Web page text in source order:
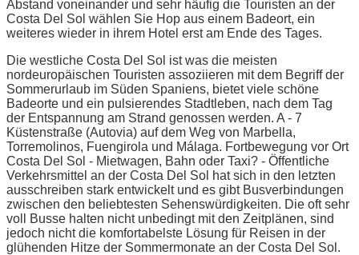
Abstand voneinander und sehr häufig die Touristen an der
Costa Del Sol wählen Sie Hop aus einem Badeort, ein
weiteres wieder in ihrem Hotel erst am Ende des Tages.
Die westliche Costa Del Sol ist was die meisten
nordeuropäischen Touristen assoziieren mit dem Begriff der
Sommerurlaub im Süden Spaniens, bietet viele schöne
Badeorte und ein pulsierendes Stadtleben, nach dem Tag
der Entspannung am Strand genossen werden. A - 7
Küstenstraße (Autovia) auf dem Weg von Marbella,
Torremolinos, Fuengirola und Málaga. Fortbewegung vor Ort
Costa Del Sol - Mietwagen, Bahn oder Taxi? - Öffentliche
Verkehrsmittel an der Costa Del Sol hat sich in den letzten
ausschreiben stark entwickelt und es gibt Busverbindungen
zwischen den beliebtesten Sehenswürdigkeiten. Die oft sehr
voll Busse halten nicht unbedingt mit den Zeitplänen, sind
jedoch nicht die komfortabelste Lösung für Reisen in der
glühenden Hitze der Sommermonate an der Costa Del Sol.